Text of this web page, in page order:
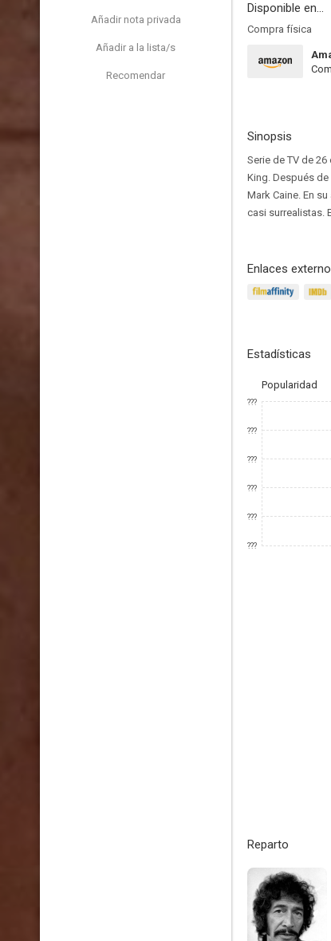
Añadir nota privada
Añadir a la lista/s
Recomendar
Disponible en...
Compra física
Sinopsis
Serie de TV de
King. Después
Mark Caine. En
casi surrealistas.
Enlaces
Estadísticas
Popularidad
???
???
???
???
???
???
Reparto